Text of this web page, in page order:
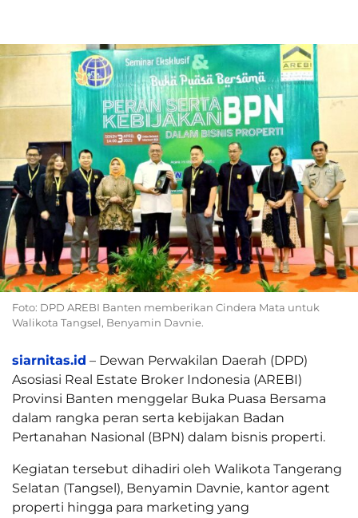
Foto: DPD AREBI Banten memberikan Cindera Mata untuk
Walikota Tangsel, Benyamin Davnie.
siarnitas.id – Dewan Perwakilan Daerah (DPD)
Asosiasi Real Estate Broker Indonesia (AREBI)
Provinsi Banten menggelar Buka Puasa Bersama
dalam rangka peran serta kebijakan Badan
Pertanahan Nasional (BPN) dalam bisnis properti.
Kegiatan tersebut dihadiri oleh Walikota Tangerang
Selatan (Tangsel), Benyamin Davnie, kantor agent
properti hingga para marketing yang